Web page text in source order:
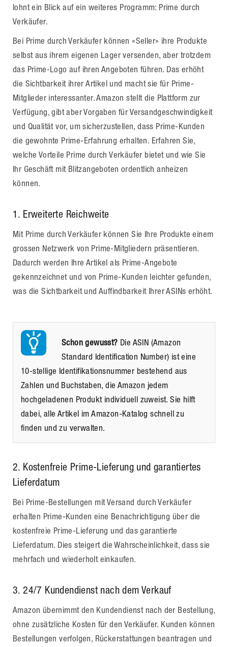
lohnt ein Blick auf ein weiteres Programm: Prime durch
Verkäufer.
Bei Prime durch Verkäufer können «Seller» ihre Produkte
selbst aus ihrem eigenen Lager versenden, aber trotzdem
das Prime-Logo auf ihren Angeboten führen. Das erhöht
die Sichtbarkeit ihrer Artikel und macht sie für Prime-
Mitglieder interessanter. Amazon stellt die Plattform zur
Verfügung, gibt aber Vorgaben für Versandgeschwindigkeit
und Qualität vor, um sicherzustellen, dass Prime-Kunden
die gewohnte Prime-Erfahrung erhalten. Erfahren Sie,
welche Vorteile Prime durch Verkäufer bietet und wie Sie
Ihr Geschäft mit Blitzangeboten ordentlich anheizen
können.
1. Erweiterte Reichweite
Mit Prime durch Verkäufer können Sie Ihre Produkte einem
grossen Netzwerk von Prime-Mitgliedern präsentieren.
Dadurch werden Ihre Artikel als Prime-Angebote
gekennzeichnet und von Prime-Kunden leichter gefunden,
was die Sichtbarkeit und Auffindbarkeit Ihrer ASINs erhöht.
Schon gewusst? Die ASIN (Amazon
Standard Identification Number) ist eine
10-stellige Identifikationsnummer bestehend aus
Zahlen und Buchstaben, die Amazon jedem
hochgeladenen Produkt individuell zuweist. Sie hilft
dabei, alle Artikel im Amazon-Katalog schnell zu
finden und zu verwalten.
2. Kostenfreie Prime-Lieferung und garantiertes
Lieferdatum
Bei Prime-Bestellungen mit Versand durch Verkäufer
erhalten Prime-Kunden eine Benachrichtigung über die
kostenfreie Prime-Lieferung und das garantierte
Lieferdatum. Dies steigert die Wahrscheinlichkeit, dass sie
mehrfach und wiederholt einkaufen.
3. 24/7 Kundendienst nach dem Verkauf
Amazon übernimmt den Kundendienst nach der Bestellung,
ohne zusätzliche Kosten für den Verkäufer. Kunden können
Bestellungen verfolgen, Rückerstattungen beantragen und